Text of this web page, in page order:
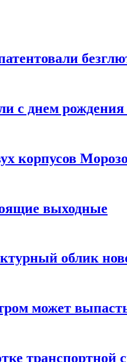
с днем
корпусов
выходные
облик
может
транспортной